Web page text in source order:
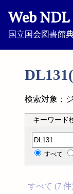
Web
国立国会図書館
検索対象：
キーワード
分類記号検
すべて
すべて (7 件